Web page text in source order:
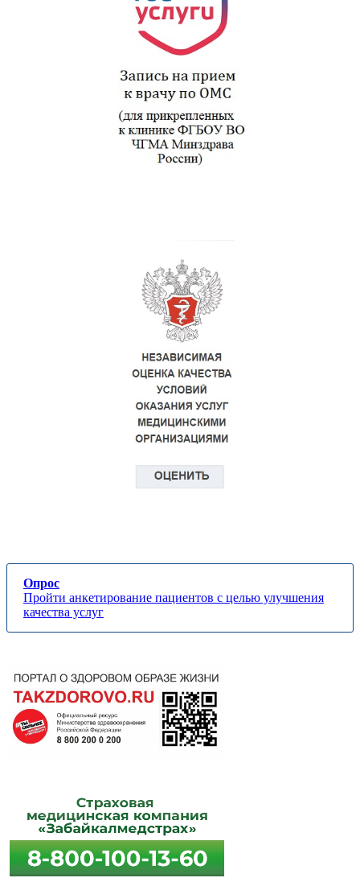
Опрос
Пройти анкетирование пациентов с целью улучшения
качества услуг